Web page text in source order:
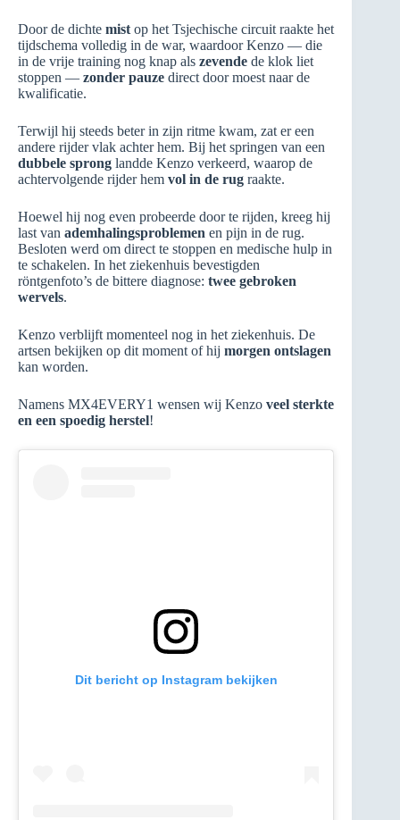
Door de dichte mist op het Tsjechische circuit raakte het
tijdschema volledig in de war, waardoor Kenzo — die
in de vrije training nog knap als zevende de klok liet
stoppen — zonder pauze direct door moest naar de
kwalificatie.
Terwijl hij steeds beter in zijn ritme kwam, zat er een
andere rijder vlak achter hem. Bij het springen van een
dubbele sprong landde Kenzo verkeerd, waarop de
achtervolgende rijder hem vol in de rug raakte.
Hoewel hij nog even probeerde door te rijden, kreeg hij
last van ademhalingsproblemen en pijn in de rug.
Besloten werd om direct te stoppen en medische hulp in
te schakelen. In het ziekenhuis bevestigden
röntgenfoto’s de bittere diagnose: twee gebroken
wervels.
Kenzo verblijft momenteel nog in het ziekenhuis. De
artsen bekijken op dit moment of hij morgen ontslagen
kan worden.
Namens MX4EVERY1 wensen wij Kenzo veel sterkte
en een spoedig herstel!
Dit bericht op Instagram bekijken